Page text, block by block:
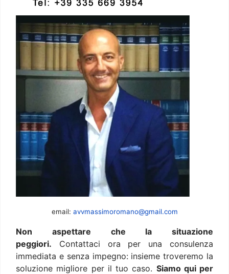
email: avvmassimoromano@gmail.com
Non aspettare che la situazione
peggiori. Contattaci ora per una consulenza
immediata e senza impegno: insieme troveremo la
soluzione migliore per il tuo caso. Siamo qui per